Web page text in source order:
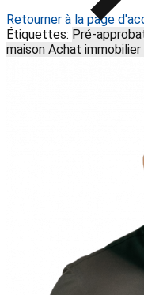
Retourner à la page
Étiquettes: Pré-
maison Achat immobilier